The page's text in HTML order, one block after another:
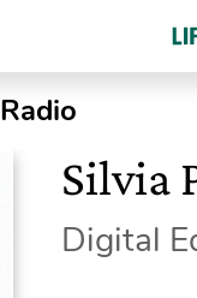
Radio
Silvia
Digital